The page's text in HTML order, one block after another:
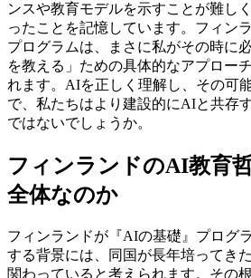
ンスや教育モデルを示すことが難し
ったことを記憶しています。フィン
プログラムは、まさに私がその時に
を教える」ための具体的なアプロー
れます。AIを正しく理解し、その可
で、私たちはより建設的にAIと共存
ではないでしょうか。
フィンランドのAI教育
全体なのか
フィンランドが『AIの基礎』プログ
する背景には、同国が長年培ってき
関わっていると考えられます。その